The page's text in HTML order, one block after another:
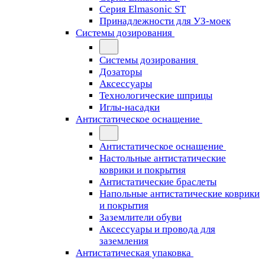
Серия Elmasonic ST
Принадлежности для УЗ-моек
Системы дозирования
Системы дозирования
Дозаторы
Аксессуары
Технологические шприцы
Иглы-насадки
Антистатическое оснащение
Антистатическое оснащение
Настольные антистатические
коврики и покрытия
Антистатические браслеты
Напольные антистатические коврики
и покрытия
Заземлители обуви
Аксессуары и провода для
заземления
Антистатическая упаковка